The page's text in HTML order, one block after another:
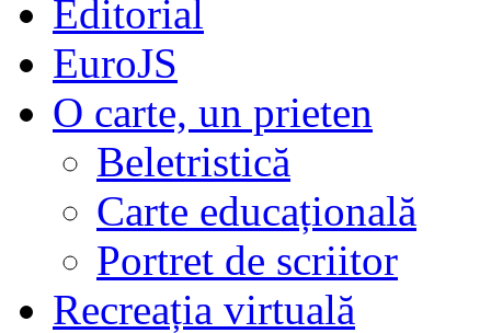
Editorial
EuroJS
O carte, un prieten
Beletristică
Carte educațională
Portret de scriitor
Recreația virtuală